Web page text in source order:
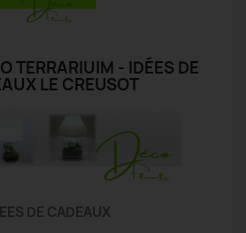
TERRARIUIM - IDÉES DE
LE CREUSOT
DE CADEAUX